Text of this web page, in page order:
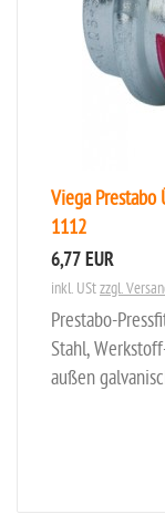
Viega Prestabo
1112
6,77 EUR
inkl. UStzzgl.
Prestabo-
Stahl,
außen